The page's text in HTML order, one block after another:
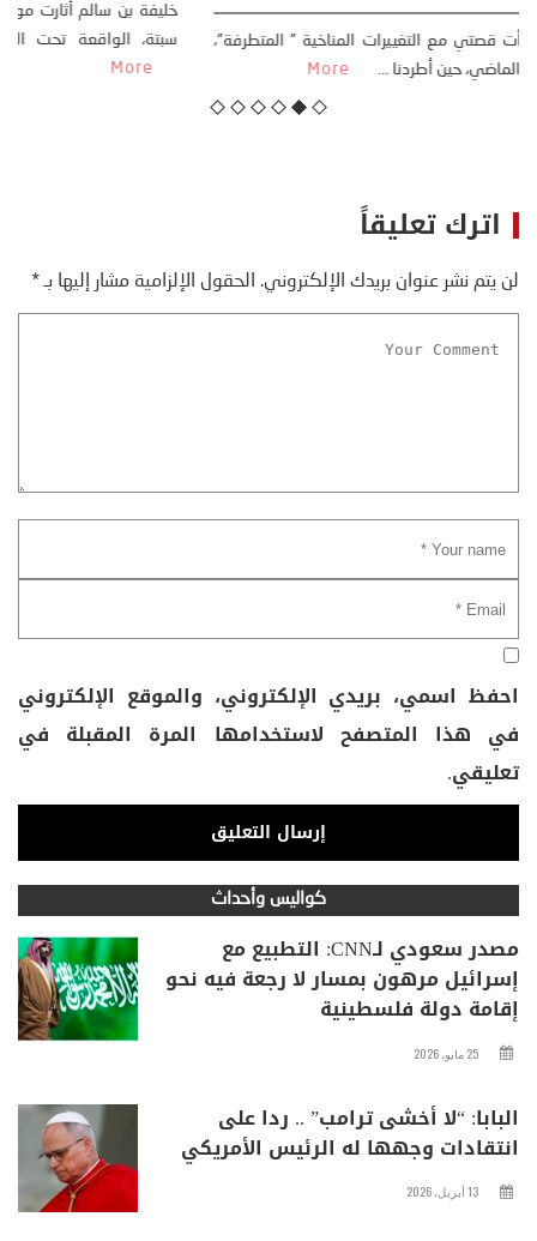
كتب: منذر بالضيافي بدأت قصتي مع التغييرات المناخية ” المتطرفة”،
منذ نهاية ثمانينات القرن الماضي، حين أطردنا ...
More
اترك تعليقاً
لن يتم نشر عنوان بريدك الإلكتروني. الحقول الإلزامية مشار إليها بـ*
احفظ اسمي، بريدي الإلكتروني، والموقع الإلكتروني
في هذا المتصفح لاستخدامها المرة المقبلة في
تعليقي.
كواليس وأحداث
مصدر سعودي لـCNN: التطبيع مع
إسرائيل مرهون بمسار لا رجعة فيه نحو
إقامة دولة فلسطينية
25 مايو، 2026
البابا: “لا أخشى ترامب” .. ردا على
انتقادات وجهها له الرئيس الأمريكي
13 أبريل، 2026